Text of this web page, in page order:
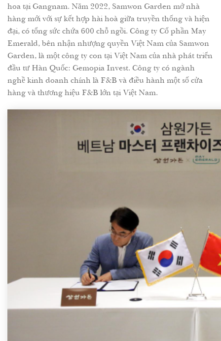
hoa tại Gangnam. Năm 2022, Samwon Garden mở nhà
hàng mới với sự kết hợp hài hoà giữa truyền thống và hiện
đại, có tổng sức chứa 600 chỗ ngồi. Công ty Cổ phần May
Emerald, bên nhận nhượng quyền Việt Nam của Samwon
Garden, là một công ty con tại Việt Nam của nhà phát triển
đầu tư Hàn Quốc: Gemopia Invest. Công ty có ngành
nghề kinh doanh chính là F&B và điều hành một số cửa
hàng và thương hiệu F&B lớn tại Việt Nam.